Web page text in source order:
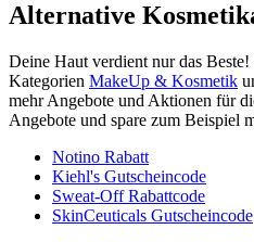
Alternative
Deine Haut verdient nur das
Kategorien MakeUp & Kosmetik
mehr Angebote und Aktionen für
Angebote und spare zum Beispiel
Notino Rabatt
Kiehl's Gutscheincode
Sweat-Off Rabattcode
SkinCeuticals Gutscheincode